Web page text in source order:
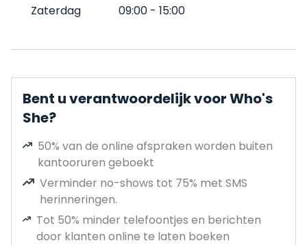
Zaterdag
09:00 - 15:00
Bent u verantwoordelijk voor Who's
She?
50% van de online afspraken worden buiten
kantooruren geboekt
Verminder no-shows tot 75% met SMS
herinneringen.
Tot 50% minder telefoontjes en berichten
door klanten online te laten boeken